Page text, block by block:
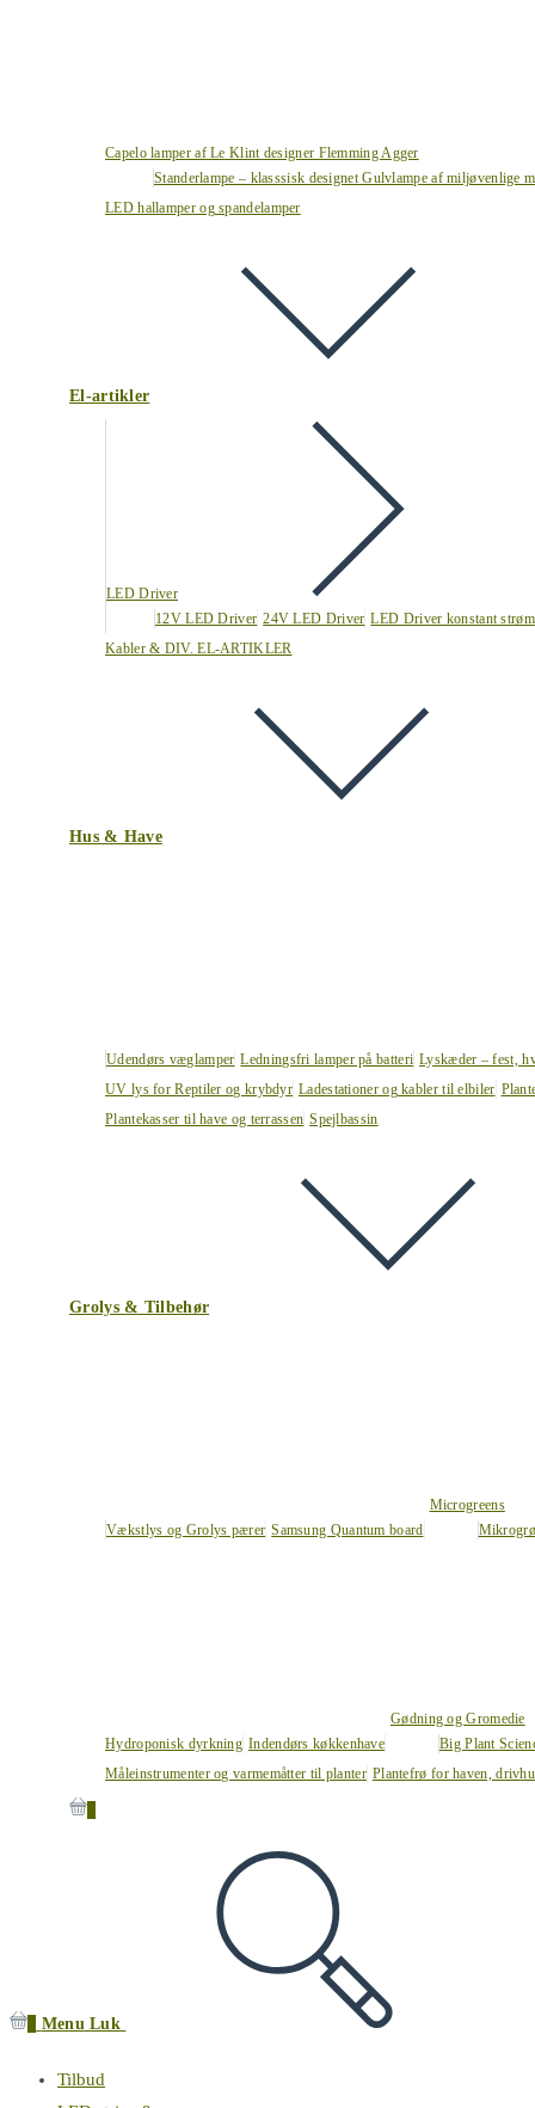
Capelo lamper af Le Klint designer Flemming Agger
Standerlampe – klasssisk designet Gulvlampe af miljøvenlige
LED hallamper og spandelamper
El-artikler
LED Driver
12V LED Driver 24V LED Driver LED Driver konstant strøm
Kabler & DIV. EL-ARTIKLER
Hus & Have
Udendørs væglamper Ledningsfri lamper på batteri Lyskæder – fest,
UV lys for Reptiler og krybdyr Ladestationer og kabler til elbiler
Plantekasser til have og terrassen Spejlbassin
Grolys & Tilbehør
Vækstlys og Grolys pærer Samsung Quantum board
Microgreens
Hydroponisk dyrkning Indendørs køkkenhave
Gødning og Gromedie
Big Plant
Måleinstrumenter og varmemåtter til planter Plantefrø for haven,
Menu Luk
Tilbud